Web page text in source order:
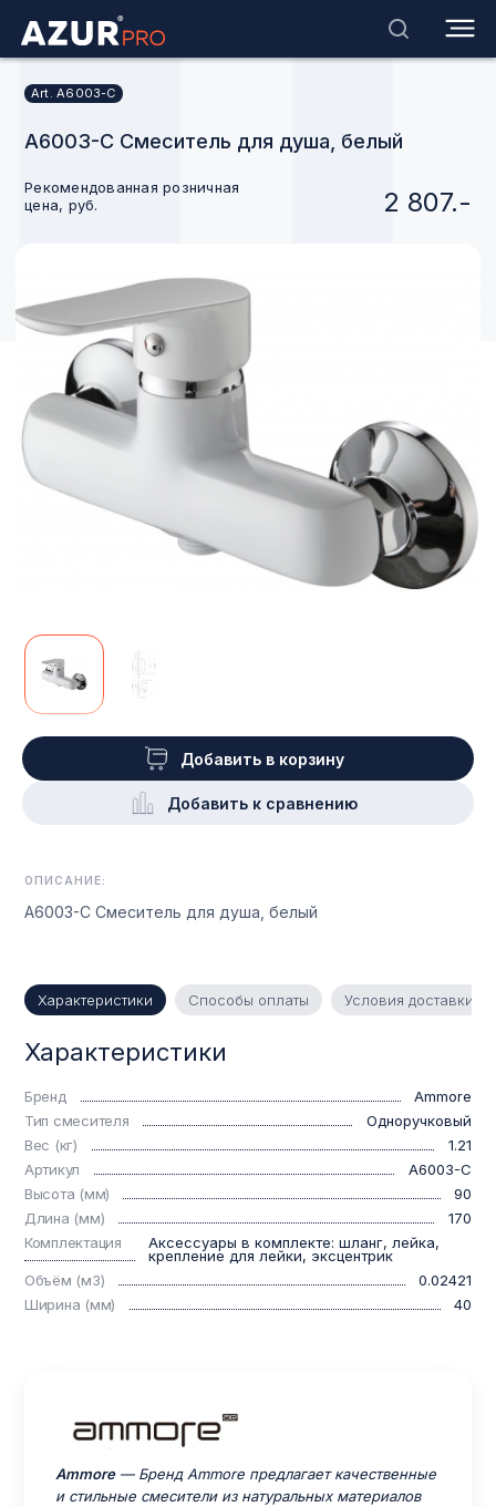
Art. A6003-C
A6003-C Смеситель для душа, белый
ОПИСАНИЕ:
A6003-C Смеситель для душа, белый
Рекомендованная розничная
цена, руб.
2 807.-
Добавить в корзину
Добавить к сравнению
Характеристики Способы оплаты Условия доставки
Характеристики
Бренд
Ammore
Тип смесителя
Одноручковый
Вес (кг)
1.21
Артикул
A6003-C
Высота (мм)
90
Длина (мм)
170
Комплектация
Аксессуары в комплекте: шланг, лейка,
крепление для лейки, эксцентрик
Объём (м3)
0.02421
Ширина (мм)
40
Ammore— Бренд Ammore предлагает качественные
и стильные смесители из натуральных материалов